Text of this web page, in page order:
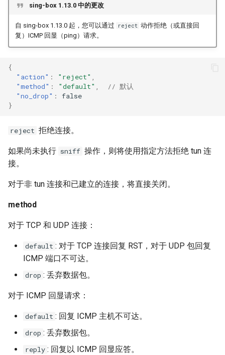
sing-box 1.13.0 中的更改
自 sing-box 1.13.0 起，您可以通过 reject 动作拒绝（或直接回
复）ICMP 回显（ping）请求。
{
"action" : "reject" ,
"method" : "default" ,
// 默认
"no_drop" :
false
}
reject 拒绝连接。
如果尚未执行 sniff 操作，则将使用指定方法拒绝 tun 连
接。
对于非 tun 连接和已建立的连接，将直接关闭。
method
对于 TCP 和 UDP 连接：
default : 对于 TCP 连接回复 RST，对于 UDP 包回复
ICMP 端口不可达。
drop : 丢弃数据包。
对于 ICMP 回显请求：
default : 回复 ICMP 主机不可达。
drop : 丢弃数据包。
reply : 回复以 ICMP 回显应答。